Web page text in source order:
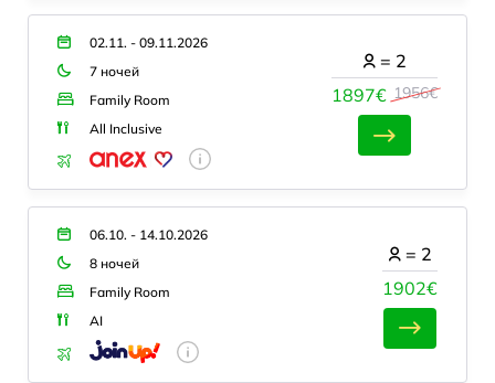
02.11. - 09.11.2026
7 ночей
Family Room
All Inclusive
1897€ 1956€
= 2
06.10. - 14.10.2026
8 ночей
Family Room
AI
1902€
= 2